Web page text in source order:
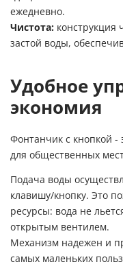
ежедневно.
Чистота: конструкция
застой воды,
Удобное
экономия
Фонтанчик с кнопкой -
для общественных
Подача воды
клавишу/кнопку. Это
ресурсы: вода не
открытым вентилем.
Механизм надежен и
самых маленьких